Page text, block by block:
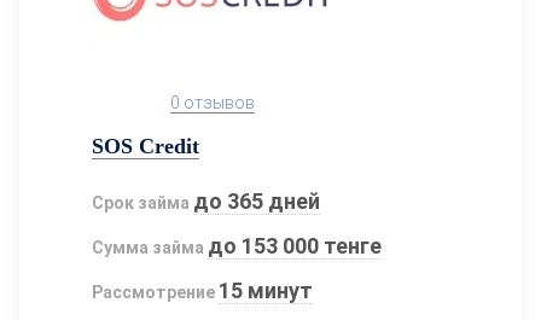
0 отзывов
SOS Credit
Срок займа до 365 дней
Сумма займа до 153 000 тенге
Рассмотрение 15 минут